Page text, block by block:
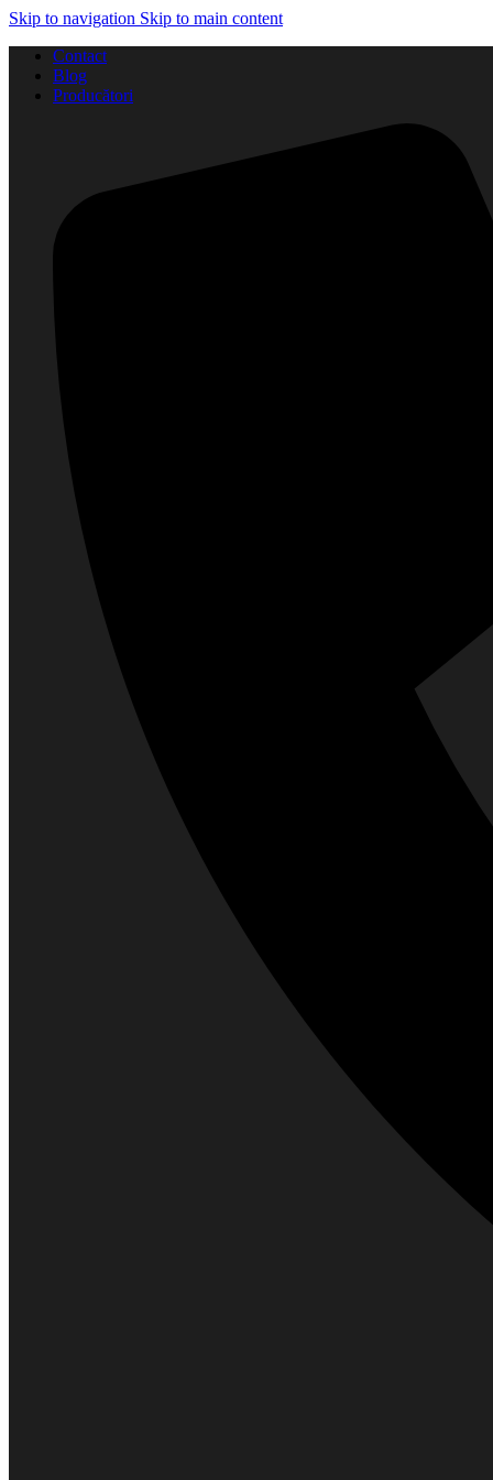
Skip to navigation Skip to main content
Contact
Blog
Producători